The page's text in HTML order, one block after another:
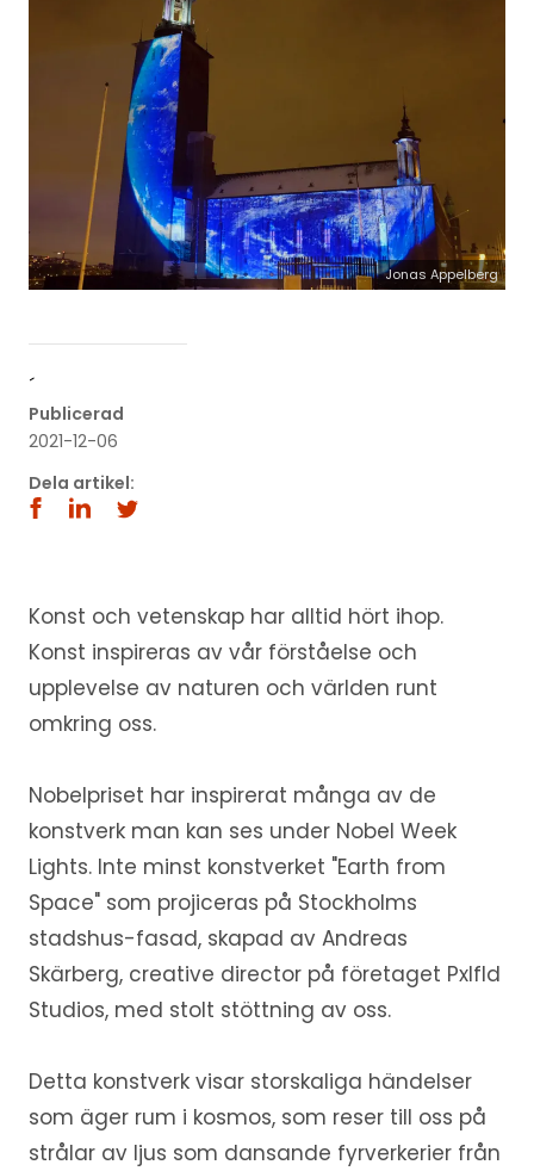
Jonas Appelberg
´
Publicerad
2021-12-06
Dela artikel:
Konst och vetenskap har alltid hört ihop.
Konst inspireras av vår förståelse och
upplevelse av naturen och världen runt
omkring oss.
Nobelpriset har inspirerat många av de
konstverk man kan ses under Nobel Week
Lights. Inte minst konstverket "Earth from
Space" som projiceras på Stockholms
stadshus-fasad, skapad av Andreas
Skärberg, creative director på företaget Pxlfld
Studios, med stolt stöttning av oss.
Detta konstverk visar storskaliga händelser
som äger rum i kosmos, som reser till oss på
strålar av ljus som dansande fyrverkerier från